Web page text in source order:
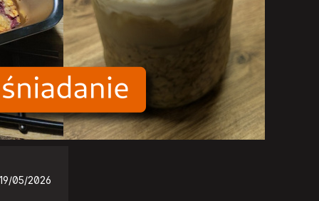
19/05/2026